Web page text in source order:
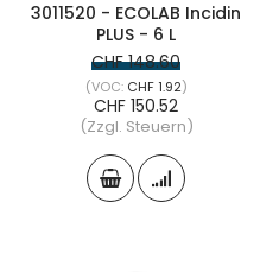
3011520 - ECOLAB Incidin
PLUS - 6 L
CHF 148.60
CHF 1.92
CHF 150.52
(Zzgl. Steuern)